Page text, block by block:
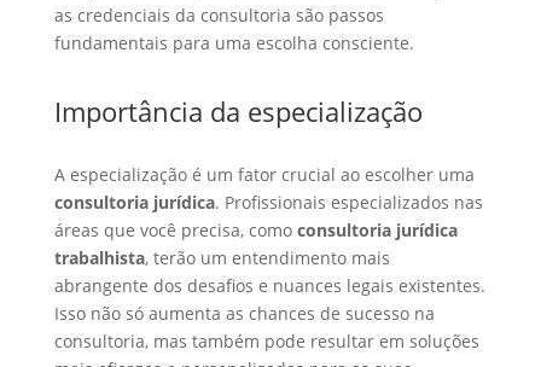
as credenciais da consultoria são passos
fundamentais para uma escolha consciente.
Importância da especialização
A especialização é um fator crucial ao escolher uma
consultoria jurídica. Profissionais especializados nas
áreas que você precisa, como consultoria jurídica
trabalhista, terão um entendimento mais
abrangente dos desafios e nuances legais existentes.
Isso não só aumenta as chances de sucesso na
consultoria, mas também pode resultar em soluções